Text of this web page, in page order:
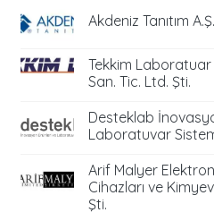
Akdeniz Tanıtım A.Ş.
Tekkim Laboratuar
San. Tic. Ltd. Şti.
Desteklab
Laboratuvar
Arif Malyer
Cihazları ve
Şti.